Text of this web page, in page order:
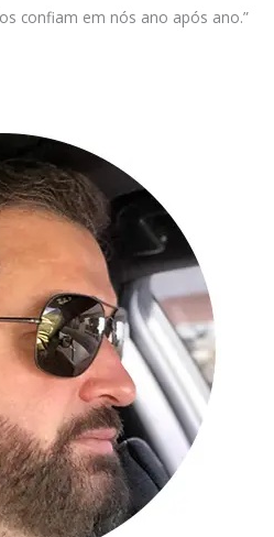
confiam em nós ano após ano.”